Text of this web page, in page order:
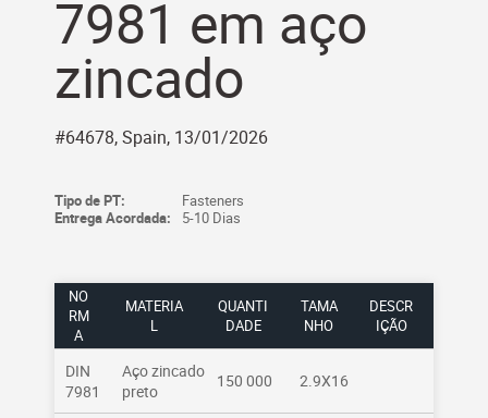
7981 em aço
zincado
#64678, Spain, 13/01/2026
Tipo de PT:
Fasteners
Entrega Acordada:
5-10 Dias
NO
RM
A
MATERIA
L
QUANTI
DADE
TAMA
NHO
DESCR
IÇÃO
DIN
7981
Aço zincado
preto
150 000 2.9X16